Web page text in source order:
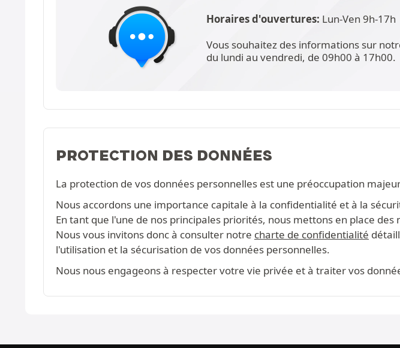
Horaires d'ouvertures: Lun-Ven 9h-17h
Vous souhaitez des informations sur
du lundi au vendredi, de 09h00 à 17h00.
PROTECTION DES DONNÉES
La protection de vos données personnelles est une préoccupation
Nous accordons une importance capitale à la confidentialité et à la
En tant que l'une de nos principales priorités, nous mettons en place
Nous vous invitons donc à consulter notre charte de confidentialité
l'utilisation et la sécurisation de vos données personnelles.
Nous nous engageons à respecter votre vie privée et à traiter vos